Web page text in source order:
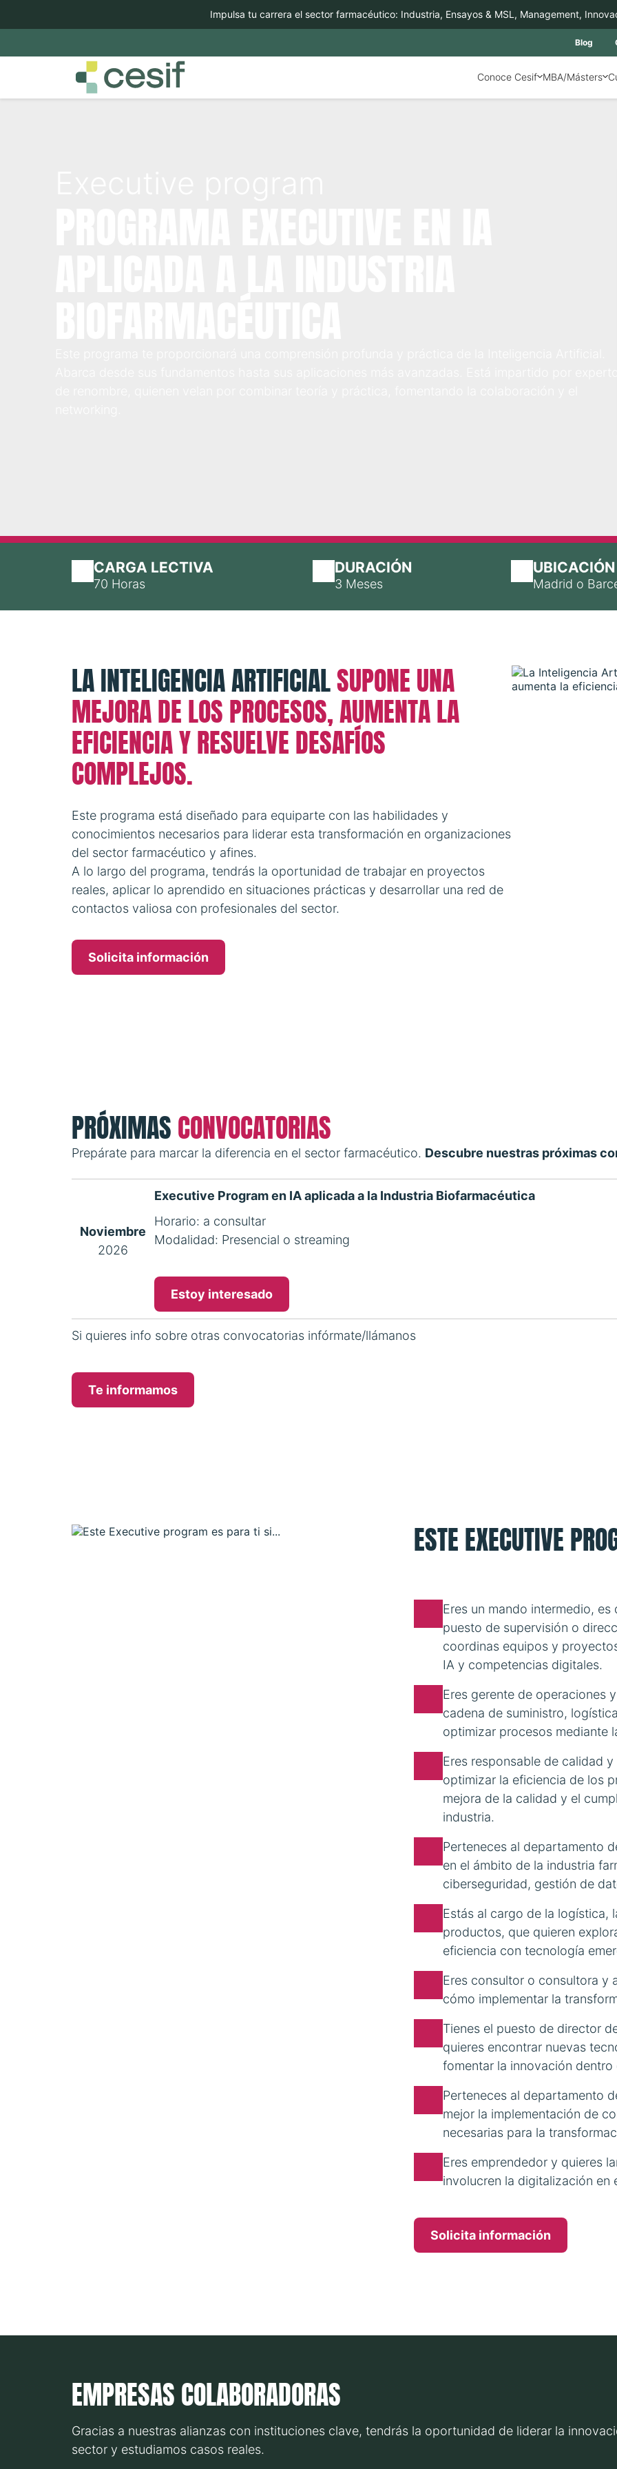
Impulsa tu carrera el sector farmacéutico: Industria, Ensayos & MSL, Management, Innovación
Blog
Conoce Cesif MBA/Másters
CARGA LECTIVA
70 Horas
DURACIÓN
3 Meses
UBICACIÓN
Madrid o
LA INTELIGENCIA ARTIFICIALSUPONE UNA
MEJORA DE LOS PROCESOS, AUMENTA LA
EFICIENCIA Y RESUELVE DESAFÍOS
COMPLEJOS.
Este programa está diseñado para equiparte con las habilidades y
conocimientos necesarios para liderar esta transformación en organizaciones
del sector farmacéutico y afines.
A lo largo del programa, tendrás la oportunidad de trabajar en proyectos
reales, aplicar lo aprendido en situaciones prácticas y desarrollar una red de
contactos valiosa con profesionales del sector.
Solicita información
PRÓXIMASCONVOCATORIAS
Prepárate para marcar la diferencia en el sector farmacéutico. Descubre nuestras próximas
Noviembre
2026
Executive Program en IA aplicada a la Industria Biofarmacéutica
Horario: a consultar
Modalidad: Presencial o streaming
Estoy interesado
Si quieres info sobre otras convocatorias infórmate/llámanos
Te informamos
ESTE EXECUTIVE
Eres un mando intermedio,
puesto de supervisión o
coordinas equipos y
IA y competencias digitales.
Eres gerente de operaciones
cadena de suministro,
optimizar procesos mediante
Eres responsable de calidad
optimizar la eficiencia de los
mejora de la calidad y el
industria.
Perteneces al departamento
en el ámbito de la industria
ciberseguridad, gestión de
Estás al cargo de la logística,
productos, que quieren
eficiencia con tecnología
Eres consultor o consultora y
cómo implementar la
Tienes el puesto de director
quieres encontrar nuevas
fomentar la innovación dentro
Perteneces al departamento
mejor la implementación de
necesarias para la
Eres emprendedor y quieres
involucren la digitalización en
Solicita información
EMPRESAS COLABORADORAS
Gracias a nuestras alianzas con instituciones clave, tendrás la oportunidad de liderar la
sector y estudiamos casos reales.